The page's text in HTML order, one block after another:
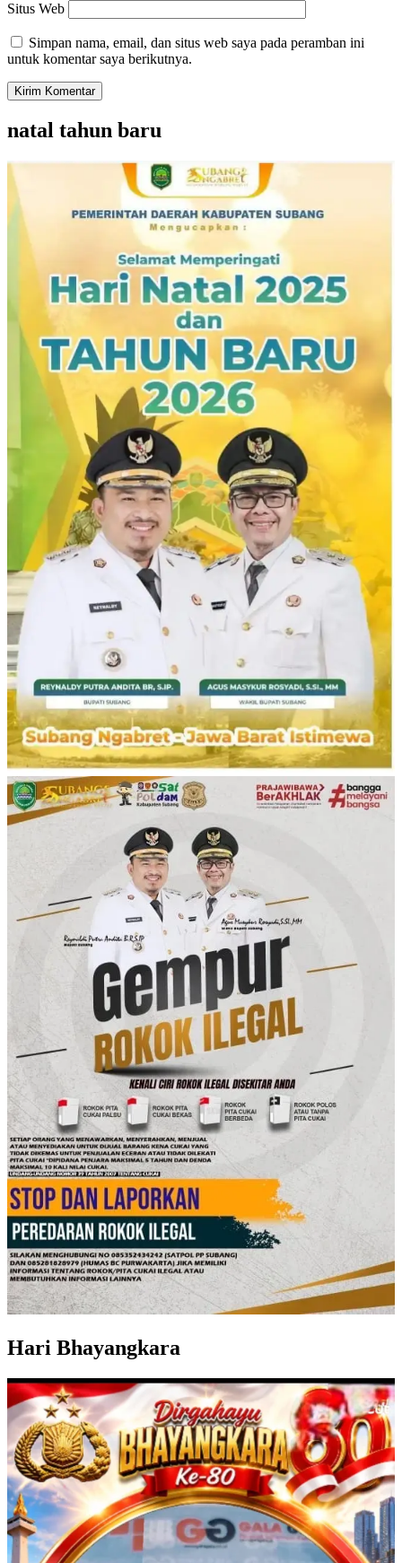
Situs Web
Simpan nama, email, dan situs web saya pada peramban ini
untuk komentar saya berikutnya.
natal tahun baru
Hari Bhayangkara